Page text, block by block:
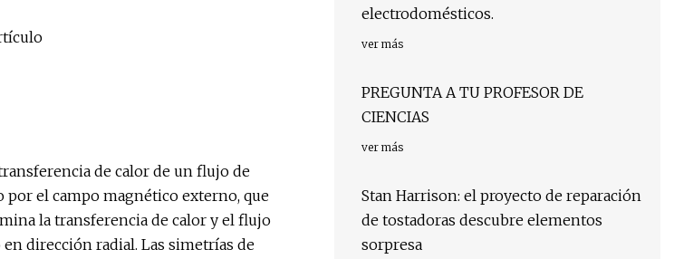
de calor de un flujo de
el campo magnético externo, que
la transferencia de calor y el flujo
dirección radial. Las simetrías de
electrodomésticos.
ver más
PREGUNTA A TU PROFESOR DE
CIENCIAS
ver más
Stan Harrison: el proyecto de reparación
de tostadoras descubre elementos
sorpresa